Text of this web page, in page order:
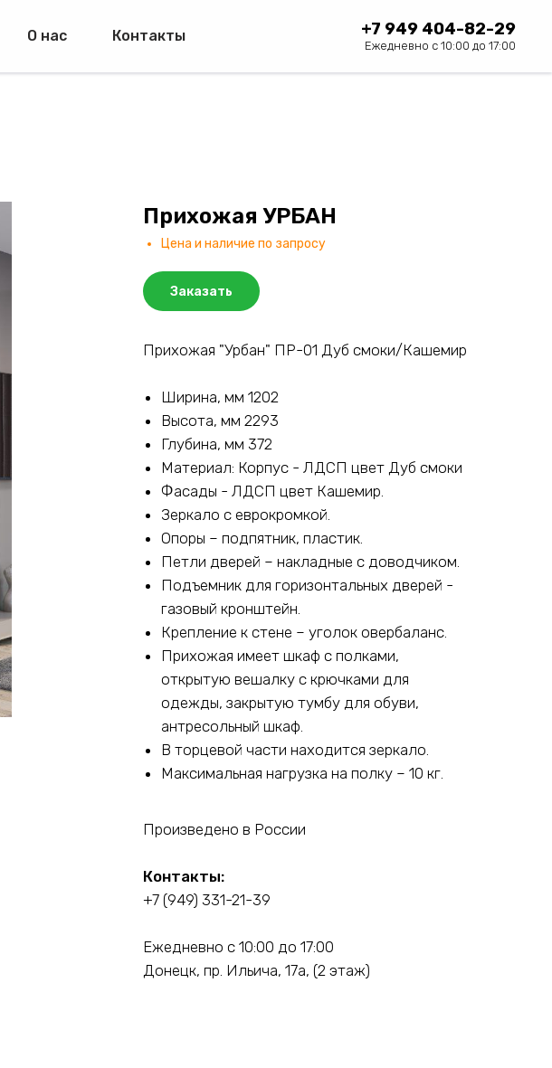
О нас Контакты +7 949 404-82-29
Ежедневно с 10:00 до 17:00
Прихожая УРБАН
Цена и наличие по запросу
Заказать
Прихожая "Урбан" ПР-01 Дуб смоки/Кашемир
Ширина, мм 1202
Высота, мм 2293
Глубина, мм 372
Материал: Корпус - ЛДСП цвет Дуб смоки
Фасады - ЛДСП цвет Кашемир.
Зеркало с еврокромкой.
Опоры – подпятник, пластик.
Петли дверей – накладные с доводчиком.
Подъемник для горизонтальных дверей -
газовый кронштейн.
Крепление к стене – уголок овербаланс.
Прихожая имеет шкаф с полками,
открытую вешалку с крючками для
одежды, закрытую тумбу для обуви,
антресольный шкаф.
В торцевой части находится зеркало.
Максимальная нагрузка на полку – 10 кг.
Произведено в России
Контакты:
+7 (949) 331-21-39
Ежедневно с 10:00 до 17:00
Донецк, пр. Ильича, 17а, (2 этаж)